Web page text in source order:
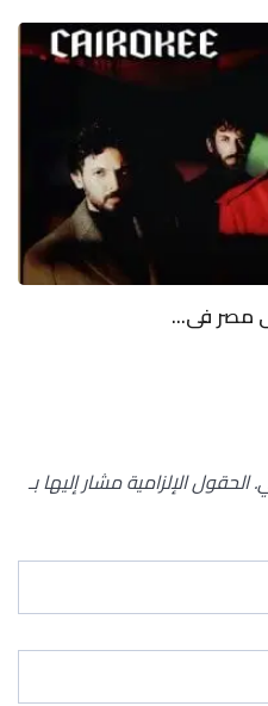
مصر فى...
الحقول الإلزامية مشار إليها بـ